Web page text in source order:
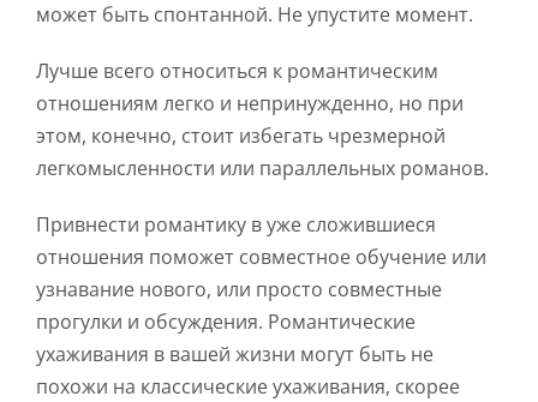
может быть спонтанной. Не упустите момент.
Лучше всего относиться к романтическим
отношениям легко и непринужденно, но при
этом, конечно, стоит избегать чрезмерной
легкомысленности или параллельных романов.
Привнести романтику в уже сложившиеся
отношения поможет совместное обучение или
узнавание нового, или просто совместные
прогулки и обсуждения. Романтические
ухаживания в вашей жизни могут быть не
похожи на классические ухаживания, скорее